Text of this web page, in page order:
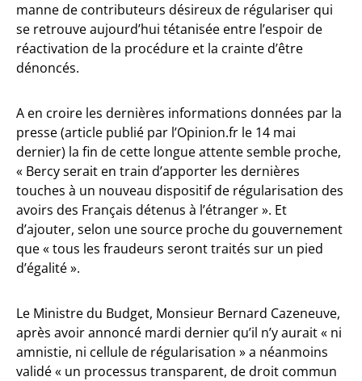
manne de contributeurs désireux de régulariser qui
se retrouve aujourd’hui tétanisée entre l’espoir de
réactivation de la procédure et la crainte d’être
dénoncés.
A en croire les dernières informations données par la
presse (article publié par l’Opinion.fr le 14 mai
dernier) la fin de cette longue attente semble proche,
« Bercy serait en train d’apporter les dernières
touches à un nouveau dispositif de régularisation des
avoirs des Français détenus à l’étranger ». Et
d’ajouter, selon une source proche du gouvernement
que « tous les fraudeurs seront traités sur un pied
d’égalité ».
Le Ministre du Budget, Monsieur Bernard Cazeneuve,
après avoir annoncé mardi dernier qu’il n’y aurait « ni
amnistie, ni cellule de régularisation » a néanmoins
validé « un processus transparent, de droit commun